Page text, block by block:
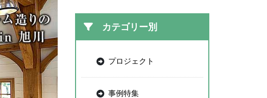
カテゴリー別
プロジェクト
事例特集